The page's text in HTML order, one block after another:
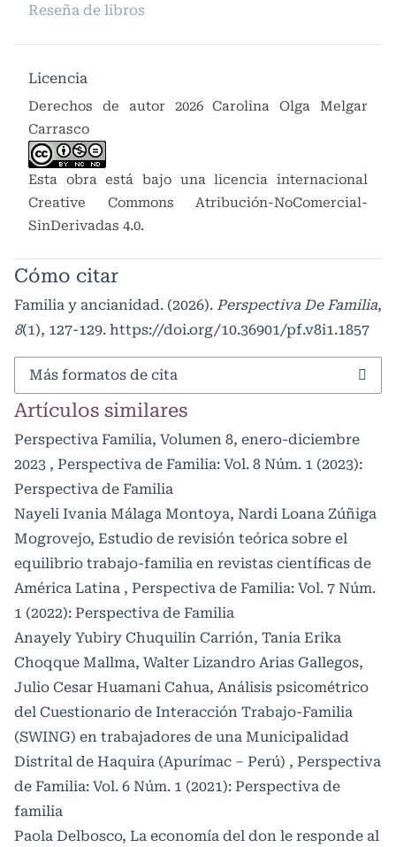
Reseña de libros
Licencia
Derechos de autor 2026 Carolina Olga Melgar
Carrasco
Esta obra está bajo una licencia internacional
Creative Commons Atribución-NoComercial-
SinDerivadas 4.0.
Cómo citar
Familia y ancianidad. (2026). Perspectiva De Familia,
8(1), 127-129. https://doi.org/10.36901/pf.v8i1.1857
Más formatos de cita
Artículos similares
Perspectiva Familia, Volumen 8, enero-diciembre
2023 , Perspectiva de Familia: Vol. 8 Núm. 1 (2023):
Perspectiva de Familia
Nayeli Ivania Málaga Montoya, Nardi Loana Zúñiga
Mogrovejo, Estudio de revisión teórica sobre el
equilibrio trabajo-familia en revistas científicas de
América Latina , Perspectiva de Familia: Vol. 7 Núm.
1 (2022): Perspectiva de Familia
Anayely Yubiry Chuquilin Carrión, Tania Erika
Choqque Mallma, Walter Lizandro Arias Gallegos,
Julio Cesar Huamani Cahua, Análisis psicométrico
del Cuestionario de Interacción Trabajo-Familia
(SWING) en trabajadores de una Municipalidad
Distrital de Haquira (Apurímac – Perú) , Perspectiva
de Familia: Vol. 6 Núm. 1 (2021): Perspectiva de
familia
Paola Delbosco, La economía del don le responde al